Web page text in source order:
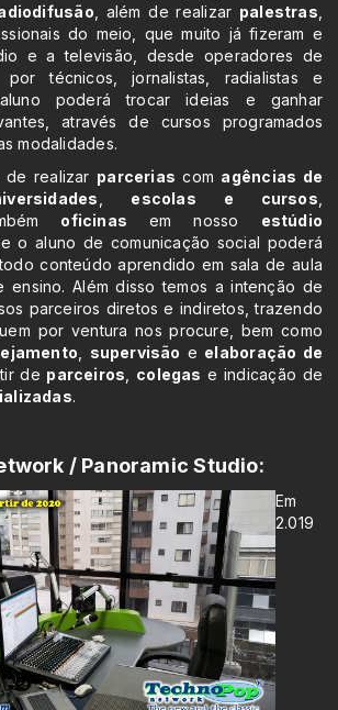
, além de realizar palestras
do meio, que muito já fizeram e
e a televisão, desde operadores de
por técnicos, jornalistas, radialistas e
poderá trocar ideias e ganhar
através de cursos programados
modalidades.
de realizar parcerias com agências de
escolas e cursos
oficinas em nosso estúdio
o aluno de comunicação social poderá
conteúdo aprendido em sala de aula
ensino. Além dissotemos a intenção de
parceiros diretos e indiretos, trazendo
por ventura nos procure, bem como
supervisão e elaboração de
de parceiros colegas e indicação de
.
/ Panoramic Studio:
Em
2.019